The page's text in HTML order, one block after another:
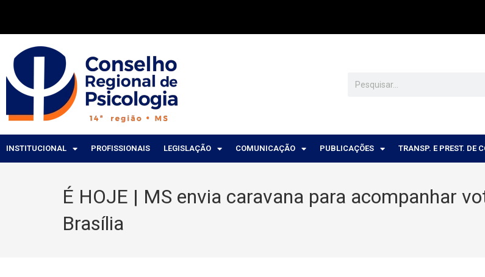
INSTITUCIONAL PROFISSIONAIS LEGISLAÇÃO COMUNICAÇÃO PUBLICAÇÕES TRANSP. E PREST. DE
É HOJE | MS envia caravana para acompanhar
Brasília